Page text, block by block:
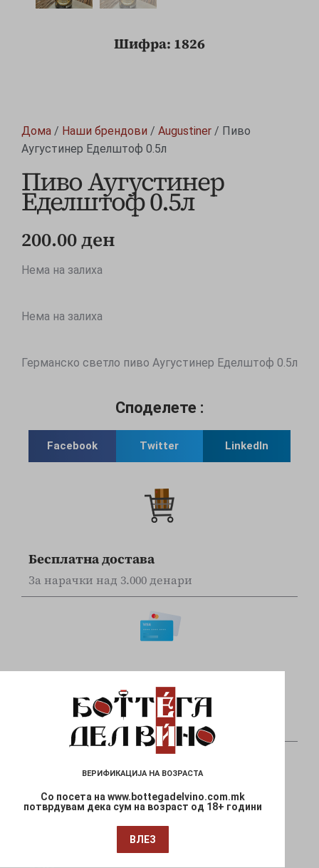
Шифра: 1826
Дома / Наши брендови / Augustiner / Пиво
Аугустинер Еделштоф 0.5л
Пиво Аугустинер
Еделштоф 0.5л
200.00ден
Нема на залиха
Нема на залиха
Германско светло пиво Аугустинер Еделштоф 0.5л
Споделете :
Facebook Twitter LinkedIn
Бесплатна достава
За нарачки над 3.000 денари
Online наплата
Плаќајте сигурно и безбедно со вашите Visa
и Mastercard
Брза испорака
Достава до Вашата локација за 1-3 работни
ВЕРИФИКАЦИЈА НА ВОЗРАСТА
Со посета на www.bottegadelvino.com.mk
потврдувам дека сум на возраст од 18+ години
ВЛЕЗ